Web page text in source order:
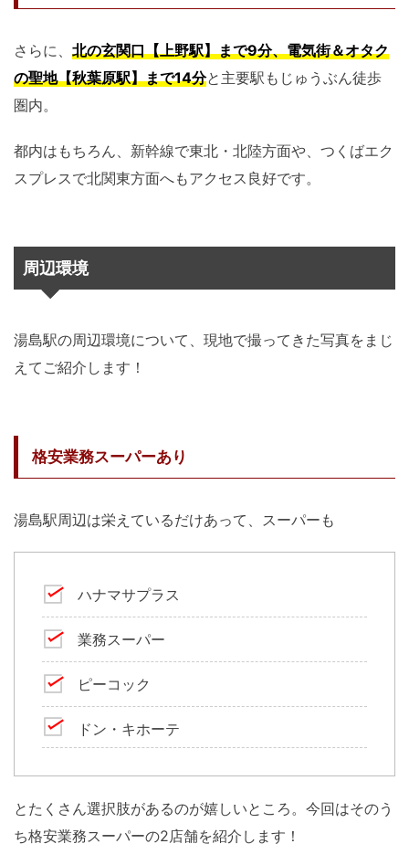
さらに、 北の玄関口【上野駅】まで9分、電気街＆オタク
の聖地【秋葉原駅】まで14分と主要駅もじゅうぶん徒歩
圏内。
都内はもちろん、新幹線で東北・北陸方面や、つくばエク
スプレスで北関東方面へもアクセス良好です。
周辺環境
湯島駅の周辺環境について、現地で撮ってきた写真をまじ
えてご紹介します！
格安業務スーパーあり
湯島駅周辺は栄えているだけあって、スーパーも
ハナマサプラス
業務スーパー
ピーコック
ドン・キホーテ
とたくさん選択肢があるのが嬉しいところ。今回はそのう
ち格安業務スーパーの2店舗を紹介します！